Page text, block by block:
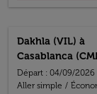
Dakhla (VIL) à
Casablanca
Départ : 04/09/2026
Aller simple /